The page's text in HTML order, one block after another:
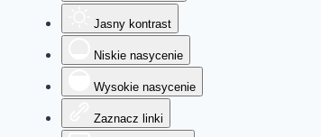
Jasny kontrast
Niskie nasycenie
Wysokie nasycenie
Zaznacz linki